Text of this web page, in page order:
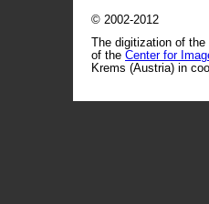
© 2002-2012
The digitization of
of the Center for
Krems (Austria) in